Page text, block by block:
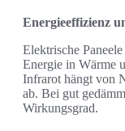
Energieeffizienz
Elektrische
Energie in Wärme
Infrarot hängt von
ab. Bei gut
Wirkungsgrad.